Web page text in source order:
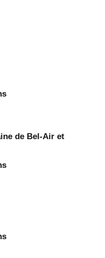
de Bel-Air et